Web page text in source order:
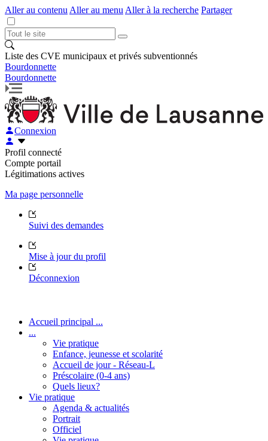
Aller au contenu Aller au menu Aller à la recherche Partager
Liste des CVE municipaux et privés subventionnés
Bourdonnette
Bourdonnette
Connexion
Profil connecté
Compte portail
Légitimations actives
Ma page personnelle
Suivi des demandes
Mise à jour du profil
Déconnexion
Accueil principal ...
...
Vie pratique
Enfance, jeunesse et scolarité
Accueil de jour - Réseau-L
Préscolaire (0-4 ans)
Quels lieux?
Vie pratique
Agenda & actualités
Portrait
Officiel